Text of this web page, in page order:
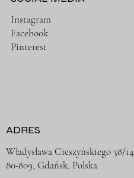
ADRES
Władysława Cieszyńskiego 38/14
80-809, Gdańsk, Polska
Instagram
Facebook
Pinterest